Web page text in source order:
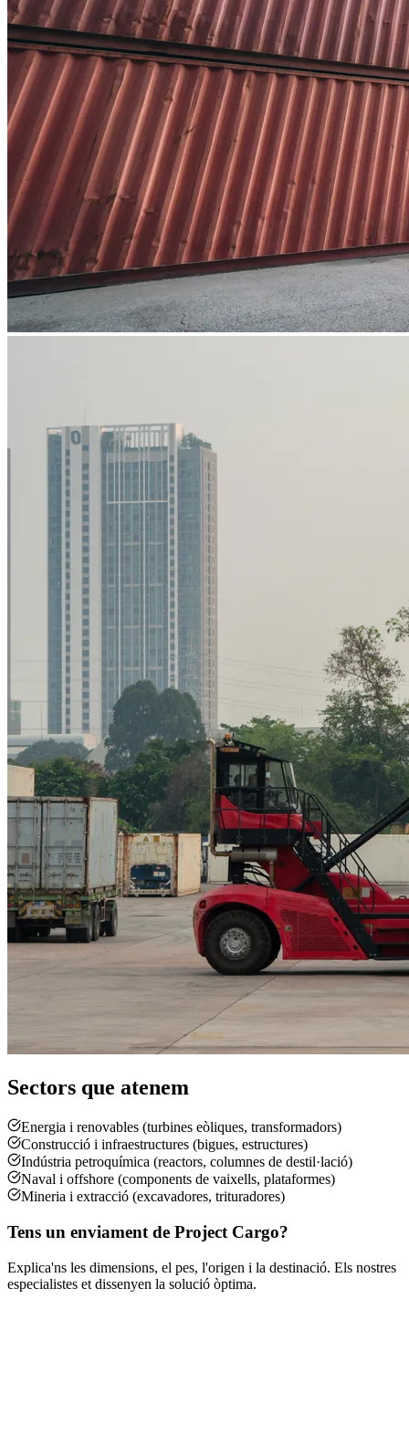
Sectors que atenem
Energia i renovables (turbines eòliques, transformadors)
Construcció i infraestructures (bigues, estructures)
Indústria petroquímica (reactors, columnes de destil·lació)
Naval i offshore (components de vaixells, plataformes)
Mineria i extracció (excavadores, trituradores)
Tens un enviament de Project Cargo?
Explica'ns les dimensions, el pes, l'origen i la destinació. Els nostres
especialistes et dissenyen la solució òptima.